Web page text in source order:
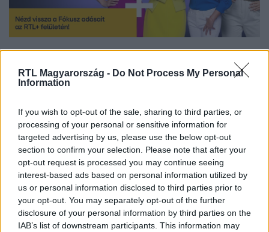
RTL Magyarország - Do Not Process My Personal
Information
If you wish to opt-out of the sale, sharing to third parties, or
processing of your personal or sensitive information for
targeted advertising by us, please use the below opt-out
section to confirm your selection. Please note that after your
opt-out request is processed you may continue seeing
interest-based ads based on personal information utilized by
us or personal information disclosed to third parties prior to
your opt-out. You may separately opt-out of the further
disclosure of your personal information by third parties on the
IAB’s list of downstream participants. This information may
Itt állítsd be, hogy az RTL.hu az elsők között
legyen a Google-találatokban!